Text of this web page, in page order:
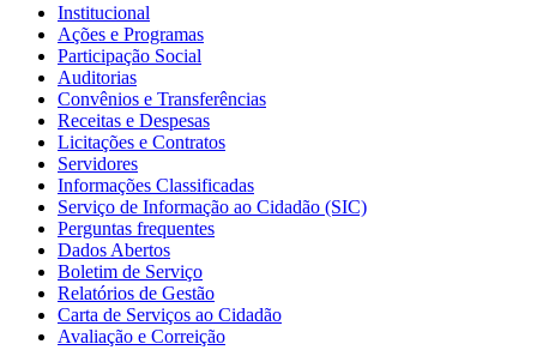
Institucional
Ações e Programas
Participação Social
Auditorias
Convênios e Transferências
Receitas e Despesas
Licitações e Contratos
Servidores
Informações Classificadas
Serviço de Informação ao Cidadão (SIC)
Perguntas frequentes
Dados Abertos
Boletim de Serviço
Relatórios de Gestão
Carta de Serviços ao Cidadão
Avaliação e Correição